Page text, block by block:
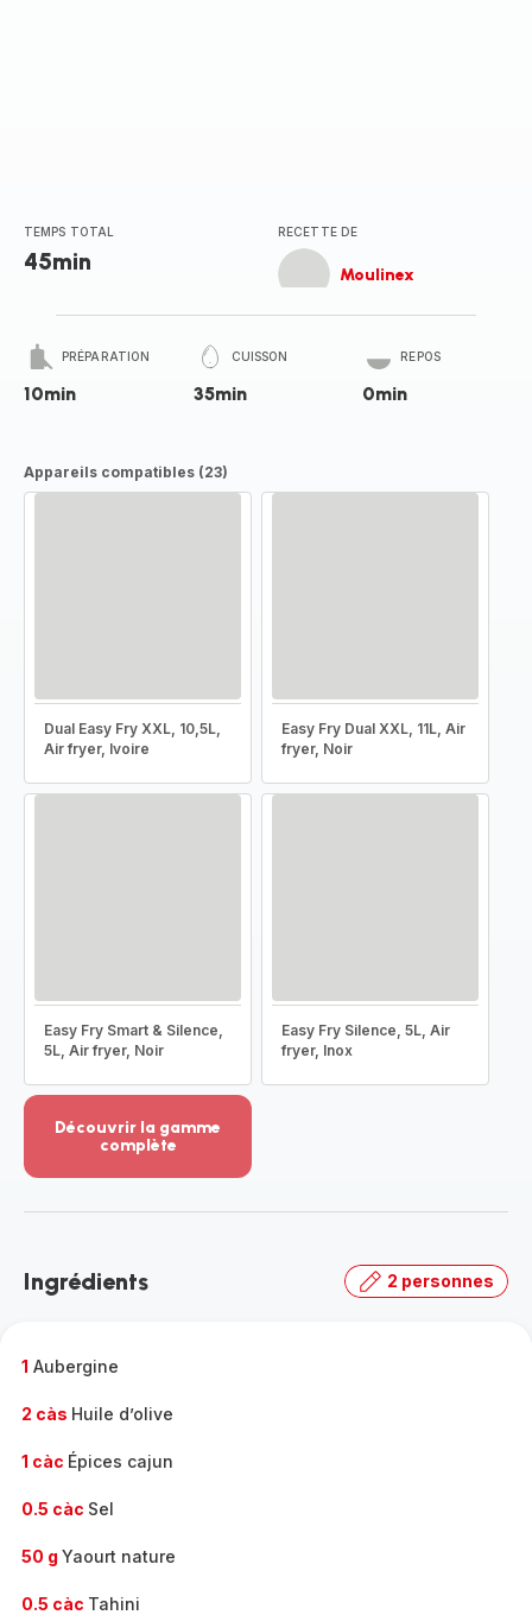
TEMPS TOTAL
45min
RECETTE DE
Moulinex
PRÉPARATION
10min
CUISSON
35min
REPOS
0min
Appareils compatibles (23)
Dual Easy Fry XXL, 10,5L,
Air fryer, Ivoire
Easy Fry Dual XXL, 11L, Air
fryer, Noir
Easy Fry Smart & Silence,
5L, Air fryer, Noir
Easy Fry Silence, 5L, Air
fryer, Inox
Découvrir la gamme
complète
-
gamme
Ingrédients 2 personnes
1 Aubergine
2 càs Huile d’olive
1 càc Épices cajun
0.5 càc Sel
50 g Yaourt nature
0.5 càc Tahini